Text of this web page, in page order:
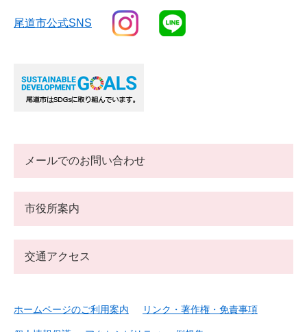
尾道市公式SNS
メールでのお問い合わせ
市役所案内
交通アクセス
ホームページのご利用案内 リンク・著作権・免責事項